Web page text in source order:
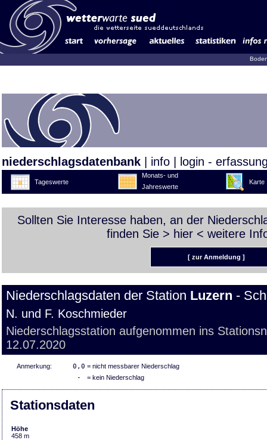
niederschlagsdatenbank info login -
Tageswerte
Monats- und
Jahreswerte
Karte
Sollten Sie Interesse haben, an der
finden Sie > hier < weitere
[ zur Anmeldung ]
Niederschlagsdaten der Station Luzern -
N. und F. Koschmieder
Niederschlagsstation aufgenommen ins
12.07.2020
Anmerkung: 0,0 = nicht messbarer Niederschlag
- = kein Niederschlag
Stationsdaten
Höhe
458 m